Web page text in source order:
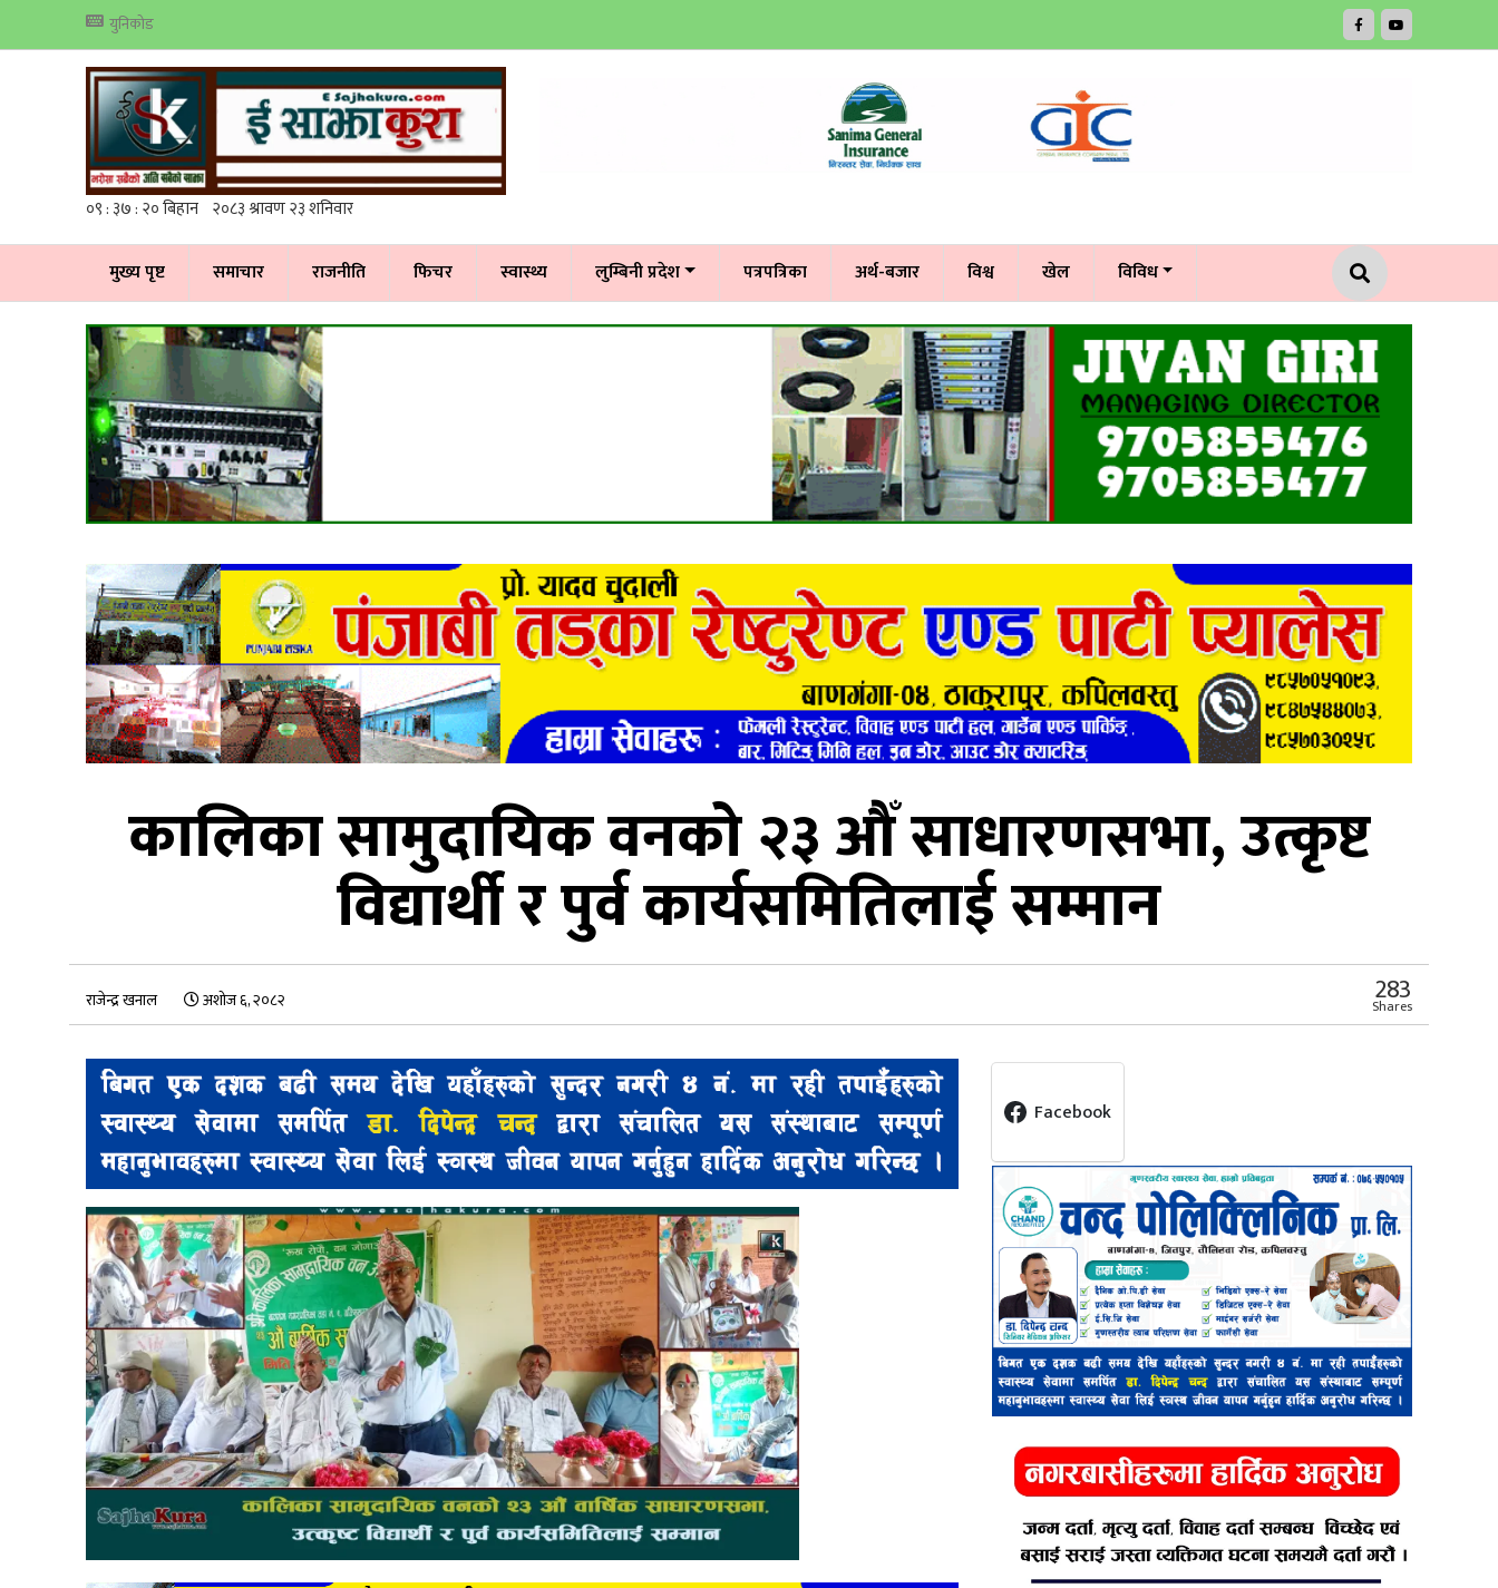
युनिकोड
मुख्य पृष्ट समाचार राजनीति फिचर स्वास्थ्य लुम्बिनी प्रदेश पत्रपत्रिका अर्थ-बजार विश्व खेल विविध
कालिका सामुदायिक वनको २३ औँ साधारणसभा, उत्कृष्ट
विद्यार्थी र पुर्व कार्यसमितिलाई सम्मान
राजेन्द्र खनाल अशोज ६, २०८२ 283
Shares
Facebook